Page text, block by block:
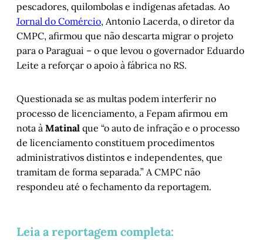
pescadores, quilombolas e indígenas afetadas. Ao
Jornal do Comércio, Antonio Lacerda, o diretor da
CMPC, afirmou que não descarta migrar o projeto
para o Paraguai – o que levou o governador Eduardo
Leite a reforçar o apoio à fábrica no RS.
Questionada se as multas podem interferir no
processo de licenciamento, a Fepam afirmou em
nota à Matinal que “o auto de infração e o processo
de licenciamento constituem procedimentos
administrativos distintos e independentes, que
tramitam de forma separada.” A CMPC não
respondeu até o fechamento da reportagem.
Leia a reportagem completa: